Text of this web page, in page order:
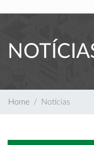
Home Notícias